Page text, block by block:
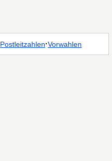
Postleitzahlen·Vorwahlen